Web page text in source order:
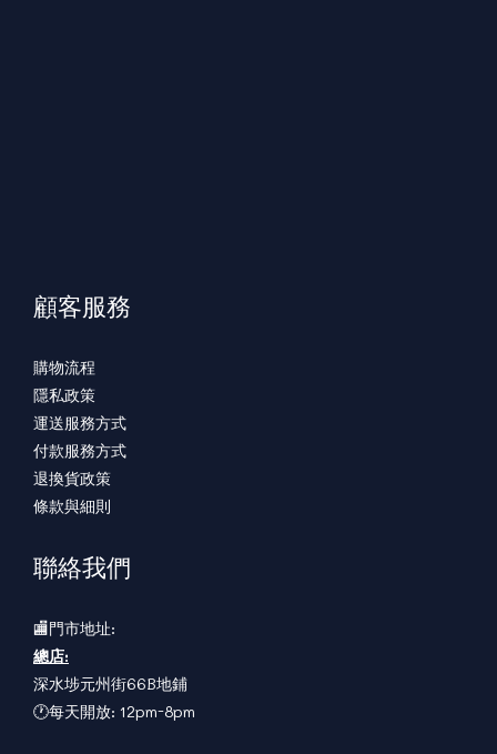
顧客服務
購物流程
隱私政策
運送服務方式
付款服務方式
退換貨政策
條款與細則
聯絡我們
🏬門市地址:
總店:
深水埗元州街66B地鋪
🕐每天開放: 12pm-8pm